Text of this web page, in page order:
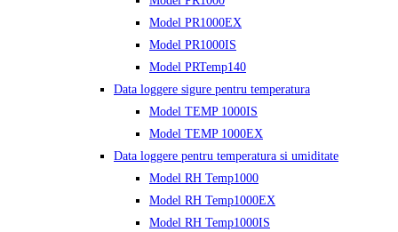
Model PR1000EX
Model PR1000IS
Model PRTemp140
Data loggere sigure pentru temperatura
Model TEMP 1000IS
Model TEMP 1000EX
Data loggere pentru temperatura si umiditate
Model RH Temp1000
Model RH Temp1000EX
Model RH Temp1000IS